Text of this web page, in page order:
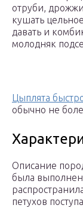
отруби,
кушать
давать и
молодняк
Цыплята
обычно не
Описание
была
петухов